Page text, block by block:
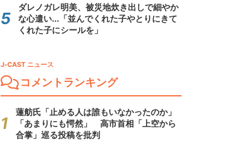
ダレノガレ明美、被災地炊き出しで細やか
な心遣い...「並んでくれた子やとりにきて
くれた子にシールを」
J-CAST ニュース
コメントランキング
蓮舫氏「止める人は誰もいなかったのか」
「あまりにも愕然」 高市首相「上空から
合掌」巡る投稿を批判